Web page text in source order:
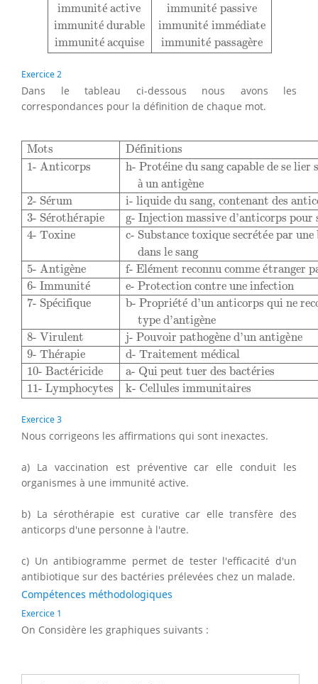
immunité active immunité passive
immunité durable immunité immédiate
immunité acquise immunité passagère
Exercice 2
Dans le tableau ci-dessous nous avons les
correspondances pour la définition de chaque mot.
Mots Définitions
1- Anticorps
h- Protéine du sang capable de se lier
à un antigène
2- Sérum
i- liquide du sang, contenant des
3- Sérothérapie
g- Injection massive d’anticorps pour
4- Toxine
c- Substance toxique secrétée par une
dans le sang
5- Antigène f- Elément reconnu comme étranger
6- Immunité
e- Protection contre une infection
7- Spécifique b- Propriété d’un anticorps qui ne
type d’antigène
8- Virulent
j- Pouvoir pathogène d’un antigène
9- Thérapie d- Traitement médical
10- Bactéricide a- Qui peut tuer des bactéries
11- Lymphocytes
k- Cellules immunitaires
MotsDéfinitions1- Anticorpsh- Protéine du sang
Exercice 3
Nous corrigeons les affirmations qui sont inexactes.
a) La vaccination est préventive car elle conduit les
organismes à une immunité active.
b) La sérothérapie est curative car elle transfère des
anticorps d'une personne à l'autre.
c) Un antibiogramme permet de tester l'efficacité d'un
antibiotique sur des bactéries prélevées chez un malade.
Compétences méthodologiques
Exercice 1
On Considère les graphiques suivants :